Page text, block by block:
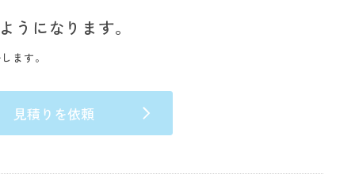
うになります。
ます。
見積りを依頼